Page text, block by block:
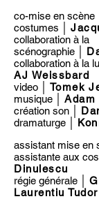
co-mise en scène
costumes │
collaboration à la
scénographie
collaboration à la
AJ Weissbard
video │ Tomek
musique │ Adam
création son
dramaturge
assistant mise en
assistante aux
Dinulescu
régie générale
Laurentiu Tudor